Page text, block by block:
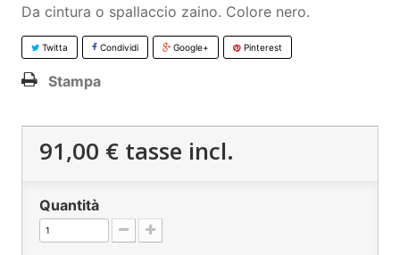
Da cintura o spallaccio zaino. Colore nero.
Twitta Condividi Google+ Pinterest
Stampa
91,00 €tasse incl.
Quantità